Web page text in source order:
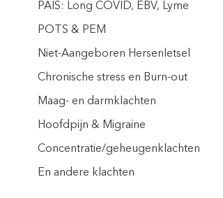
PAIS: Long COVID, EBV, Lyme
POTS & PEM
Niet-Aangeboren Hersenletsel
Chronische stress en Burn-out
Maag- en darmklachten
Hoofdpijn & Migraine
Concentratie/geheugenklachten
En andere klachten